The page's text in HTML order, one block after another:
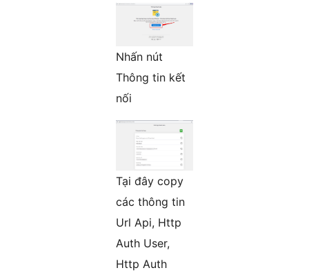
Nhấn nút
Thông tin kết
nối
Tại đây copy
các thông tin
Url Api, Http
Auth User,
Http Auth